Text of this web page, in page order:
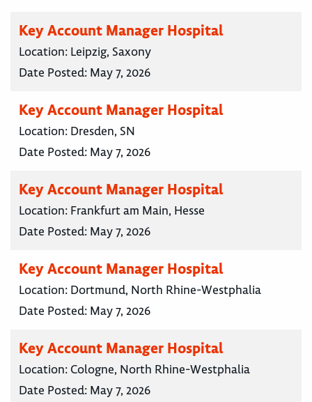
Key Account Manager Hospital
Location: Leipzig, Saxony
Date Posted: May 7, 2026
Key Account Manager Hospital
Location: Dresden, SN
Date Posted: May 7, 2026
Key Account Manager Hospital
Location: Frankfurt am Main, Hesse
Date Posted: May 7, 2026
Key Account Manager Hospital
Location: Dortmund, North Rhine-Westphalia
Date Posted: May 7, 2026
Key Account Manager Hospital
Location: Cologne, North Rhine-Westphalia
Date Posted: May 7, 2026